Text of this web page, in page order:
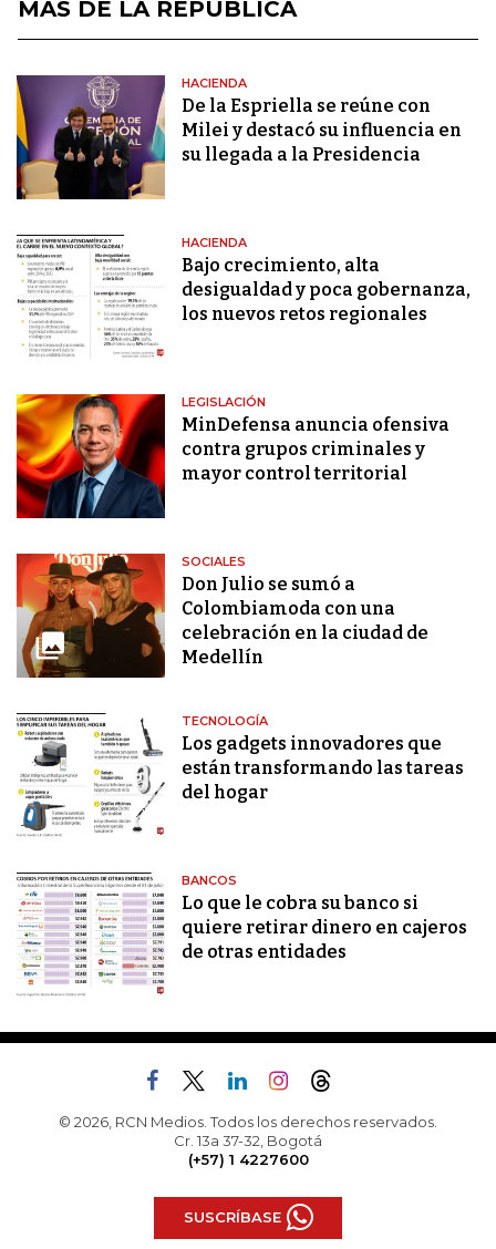
MÁS DE LA REPÚBLICA
HACIENDA
De la Espriella se reúne con
Milei y destacó su influencia en
su llegada a la Presidencia
HACIENDA
Bajo crecimiento, alta
desigualdad y poca gobernanza,
los nuevos retos regionales
LEGISLACIÓN
MinDefensa anuncia ofensiva
contra grupos criminales y
mayor control territorial
SOCIALES
Don Julio se sumó a
Colombiamoda con una
celebración en la ciudad de
Medellín
TECNOLOGÍA
Los gadgets innovadores que
están transformando las tareas
del hogar
BANCOS
Lo que le cobra su banco si
quiere retirar dinero en cajeros
de otras entidades
© 2026, RCN Medios. Todos los derechos reservados.
Cr. 13a 37-32, Bogotá
(+57) 1 4227600
SUSCRÍBASE